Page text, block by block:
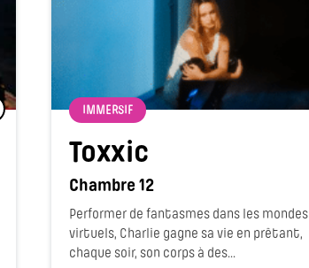
IMMERSIF
Toxxic
Chambre 12
Performer de fantasmes dans les mondes
virtuels, Charlie gagne sa vie en prêtant,
chaque soir, son corps à des...